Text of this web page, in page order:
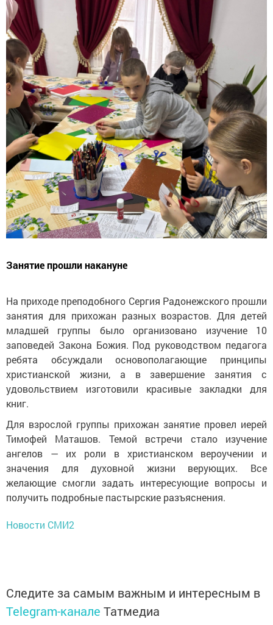
Занятие прошли накануне
На приходе преподобного Сергия Радонежского прошли
занятия для прихожан разных возрастов. Для детей
младшей группы было организовано изучение 10
заповедей Закона Божия. Под руководством педагога
ребята обсуждали основополагающие принципы
христианской жизни, а в завершение занятия с
удовольствием изготовили красивые закладки для
книг.
Для взрослой группы прихожан занятие провел иерей
Тимофей Маташов. Темой встречи стало изучение
ангелов — их роли в христианском вероучении и
значения для духовной жизни верующих. Все
желающие смогли задать интересующие вопросы и
получить подробные пастырские разъяснения.
Новости СМИ2
Следите за самым важным и интересным в
Telegram-канале Татмедиа